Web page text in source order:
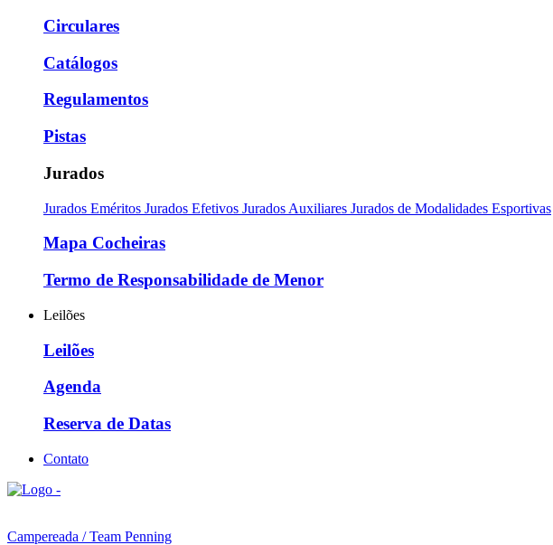
Circulares
Catálogos
Regulamentos
Pistas
Jurados
Jurados Eméritos Jurados Efetivos Jurados Auxiliares Jurados de Modalidades Esportivas
Mapa Cocheiras
Termo de Responsabilidade de Menor
Leilões
Leilões
Agenda
Reserva de Datas
Contato
Campereada / Team Penning